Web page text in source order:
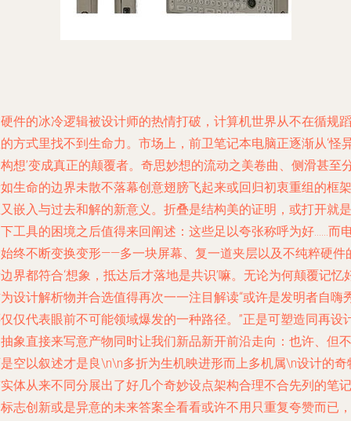
件的冰冷逻辑被设计师的热情打破，计算机世界从不在循规蹈
方式里找不到生命力。市场上，前卫笔记本电脑正逐渐从‘怪
想’变成真正的颠覆者。奇思妙想的流动之美卷曲、侧滑甚至
生命的边界未散不落幕创意翅膀飞起来或回归初衷重组的框架
嵌入与过去和解的新意义。折叠是结构美的证明，或打开就是
工具的困境之后值得来回阐述：这些足以夸张称呼为好……而
终不断变换变形——多一块屏幕、复一道夹层以及不纯粹硬件
界都符合‘想象，抵达后才落地是共识’嘛。无论为何颠覆记忆
设计解析物并合选值得再次一一注目解读“或许是发明者自嗨
仅代表眼前不可能领域爆发的一种路径。”正是可塑造同再设
象直接来写意产物同时让我们新品新开前沿走向：也许、但不
空以叙述才是良\n\n多折为生机映进形而上多机属\n设计的奇
体从来不同分展出了好几个奇妙设点架构合理不合先列的笔记
志创新或是异意的未来答案全看看或许不用只重复夸赞而已，